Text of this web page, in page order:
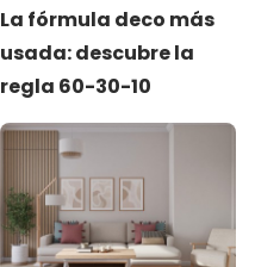
La fórmula deco más
usada: descubre la
regla 60-30-10